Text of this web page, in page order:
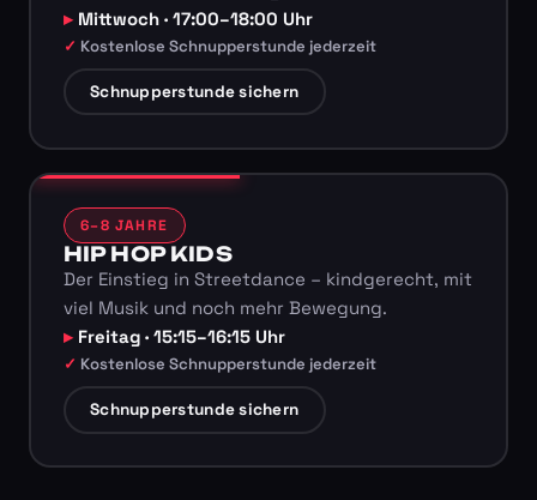
Mittwoch · 17:00–18:00 Uhr
Kostenlose Schnupperstunde jederzeit
Schnupperstunde sichern
6–8 JAHRE
HIP HOP KIDS
Der Einstieg in Streetdance – kindgerecht, mit
viel Musik und noch mehr Bewegung.
Freitag · 15:15–16:15 Uhr
Kostenlose Schnupperstunde jederzeit
Schnupperstunde sichern